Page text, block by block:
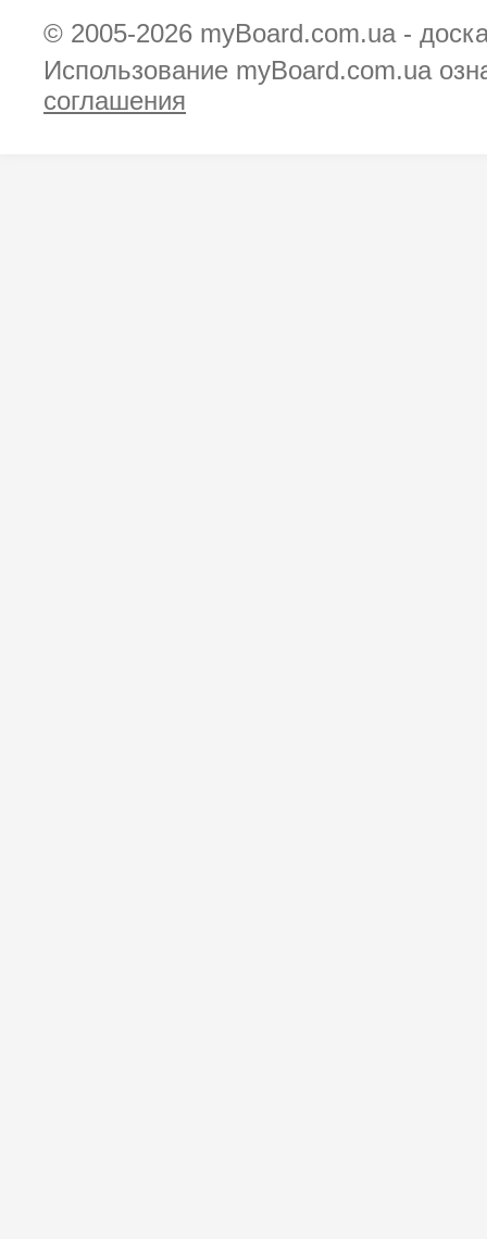
© 2005-2026 myBoard.com.ua -
Использование myBoard.com.ua
соглашения